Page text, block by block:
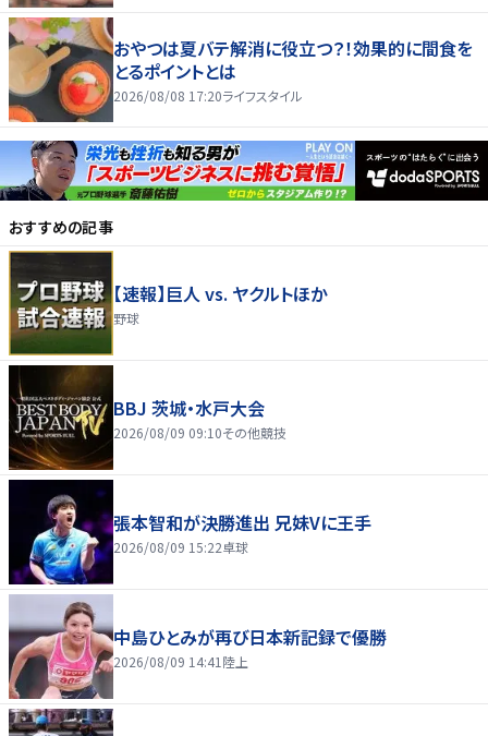
おやつは夏バテ解消に役立つ？！効果的に間食を
とるポイントとは
2026/08/08 17:20ライフスタイル
おすすめの記事
【速報】巨人 vs. ヤクルトほか
野球
BBJ 茨城・水戸大会
2026/08/09 09:10その他競技
張本智和が決勝進出 兄妹Vに王手
2026/08/09 15:22卓球
中島ひとみが再び日本新記録で優勝
2026/08/09 14:41 陸上